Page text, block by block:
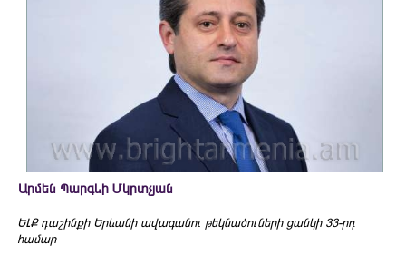
Արմեն Պարգևի Մկրտչյան
ԵԼՔ դաշինքի Երևանի ավագանու թեկնածուների ցանկի 33-րդ
համար